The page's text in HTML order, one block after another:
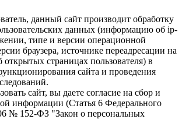
данный сайт производит обработку
данных (информацию об ip-
типе и версии операционной
браузера, источнике переадресации на
открытых страницах пользователя) в
сайта и проведения
сайт, вы даете согласие на сбор и
информации (Статья 6 Федерального
№ 152-ФЗ "Закон о персональных